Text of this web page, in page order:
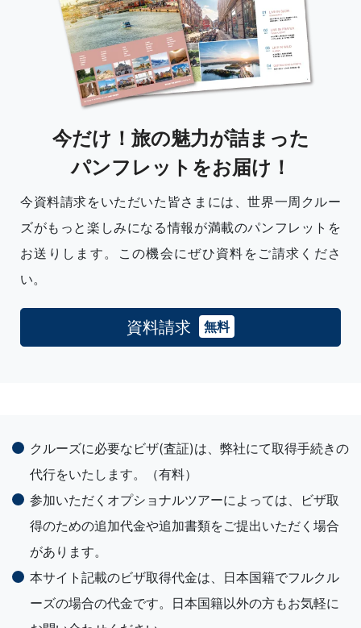
今だけ！旅の魅力が詰まった
パンフレットをお届け！
今資料請求をいただいた皆さまには、世界一周クルー
ズがもっと楽しみになる情報が満載のパンフレットを
お送りします。この機会にぜひ資料をご請求くださ
い。
資料請求 無料
クルーズに必要なビザ(査証)は、弊社にて取得手続きの
代行をいたします。（有料）
参加いただくオプショナルツアーによっては、ビザ取
得のための追加代金や追加書類をご提出いただく場合
があります。
本サイト記載のビザ取得代金は、日本国籍でフルクル
ーズの場合の代金です。日本国籍以外の方もお気軽に